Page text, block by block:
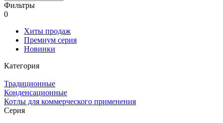
Фильтры
0
Хиты продаж
Премиум серия
Новинки
Категория
Традиционные
Конденсационные
Котлы для коммерческого применения
Серия